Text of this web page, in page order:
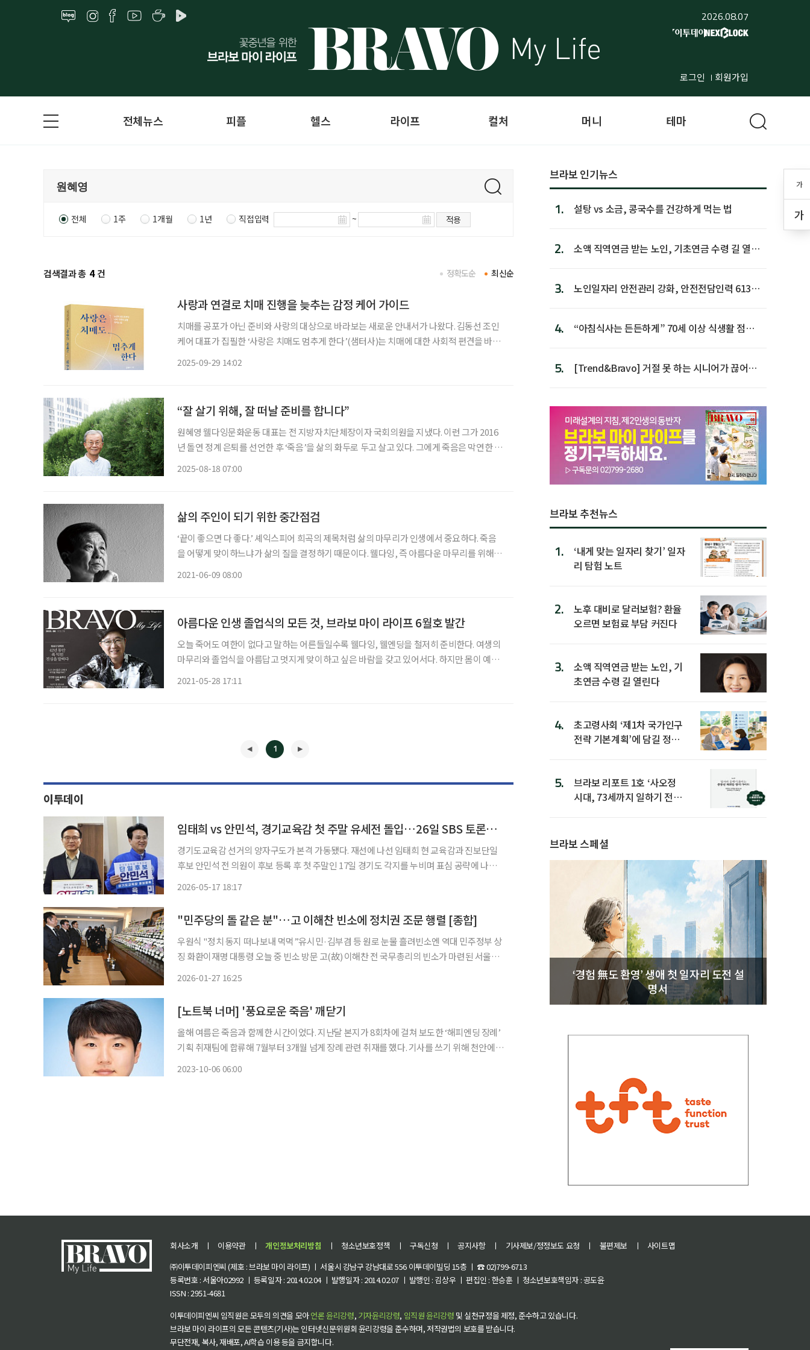
2026.08.07
로그인 회원가입
가
가
전체뉴스 피플 헬스 라이프 컬처 머니 테마
전체 1주 1개월 1년 직접입력 ~ 적용
검색결과 총 4 건 최신순
정확도순
사랑과 연결로 치매 진행을 늦추는 감정 케어 가이드
치매를 공포가 아닌 준비와 사랑의 대상으로 바라보는 새로운 안내서가 나왔다. 김동선 조인
케어 대표가 집필한 ‘사랑은 치매도 멈추게 한다’(샘터사)는 치매에 대한 사회적 편견을 바로
2025-09-29 14:02
“잘 살기 위해, 잘 떠날 준비를 합니다”
원혜영 웰다잉문화운동 대표는 전 지방자치단체장이자 국회의원을 지냈다. 이런 그가 2016
년 돌연 정계 은퇴를 선언한 후 ‘죽음’을 삶의 화두로 두고 살고 있다. 그에게 죽음은 막연한 공
2025-08-18 07:00
삶의 주인이 되기 위한 중간점검
‘끝이 좋으면 다 좋다.’ 셰익스피어 희곡의 제목처럼 삶의 마무리가 인생에서 중요하다. 죽음
을 어떻게 맞이하느냐가 삶의 질을 결정하기 때문이다. 웰다잉, 즉 아름다운 마무리를 위해서
2021-06-09 08:00
아름다운 인생 졸업식의 모든 것, 브라보 마이 라이프 6월호 발간
오늘 죽어도 여한이 없다고 말하는 어른들일수록 웰다잉, 웰엔딩을 철저히 준비한다. 여생의
마무리와 졸업식을 아름답고 멋지게 맞이하고 싶은 바람을 갖고 있어서다. 하지만 몸이 예전
2021-05-28 17:11
◀
1
▶
이투데이
임태희 vs 안민석, 경기교육감 첫 주말 유세전 돌입…26일 SBS 토론서 진검승부
경기도교육감 선거의 양자구도가 본격 가동됐다. 재선에 나선 임태희 현 교육감과 진보단일
후보 안민석 전 의원이 후보 등록 후 첫 주말인 17일 경기도 각지를 누비며 표심 공략에 나섰
2026-05-17 18:17
"민주당의 돌 같은 분"…고 이해찬 빈소에 정치권 조문 행렬 [종합]
우원식 "정치 동지 떠나보내 먹먹”유시민·김부겸 등 원로 눈물 흘려빈소엔 역대 민주정부 상
징 화환이재명 대통령 오늘 중 빈소 방문 고(故) 이해찬 전 국무총리의 빈소가 마련된 서울대
2026-01-27 16:25
[노트북 너머] '풍요로운 죽음' 깨닫기
올해 여름은 죽음과 함께한 시간이었다. 지난달 본지가 8회차에 걸쳐 보도한 ‘해피엔딩 장례’
기획 취재팀에 합류해 7월부터 3개월 넘게 장례 관련 취재를 했다. 기사를 쓰기 위해 천안에
2023-10-06 06:00
브라보 인기뉴스
1. 설탕 vs 소금, 콩국수를 건강하게 먹는 법
2.
소액 직역연금 받는 노인, 기초연금 수령 길 열린
3.
노인일자리 안전관리 강화, 안전전담인력 613명
4.
“아침식사는 든든하게” 70세 이상 식생활 점수
5.
[Trend&Bravo] 거절 못 하는 시니어가 끊어야
브라보 추천뉴스
1.
‘내게 맞는 일자리 찾기’ 일자
리 탐험 노트
2.
노후 대비로 달러보험? 환율
오르면 보험료 부담 커진다
3.
소액 직역연금 받는 노인, 기
초연금 수령 길 열린다
4.
초고령사회 ‘제1차 국가인구
전략 기본계획’에 담길 정책
5.
브라보 리포트 1호 ‘사오정
시대, 73세까지 일하기 전략’
브라보 스페셜
‘경험 無도 환영’ 생애 첫 일자리 도전 설
명서
회사소개 ㅣ 이용약관 ㅣ 개인정보처리방침 ㅣ 청소년보호정책 ㅣ 구독신청 ㅣ 공지사항 ㅣ 기사제보/정정보도 요청 ㅣ 불편제보 ㅣ
사이트맵
㈜이투데이피엔씨 (제호 : 브라보 마이 라이프) ㅣ 서울시 강남구 강남대로 556 이투데이빌딩 15층 ㅣ ☎ 02)799-6713
등록번호 : 서울아02992 ㅣ 등록일자 : 2014.02.04 ㅣ 발행일자 : 2014.02.07 ㅣ 발행인 : 김상우 ㅣ 편집인 : 한승훈 ㅣ 청소년보호책임자 : 공도윤
ISSN : 2951-4681
이투데이피엔씨 임직원은 모두의 의견을 모아언론 윤리강령, 기자윤리강령, 임직원 윤리강령 및 실천규정을 제정, 준수하고 있습니다.
브라보 마이 라이프의 모든 콘텐츠(기사)는 인터넷신문위원회 윤리강령을 준수하며, 저작권법의 보호를 받습니다.
무단전재, 복사, 재배포, AI학습 이용 등을 금지합니다.